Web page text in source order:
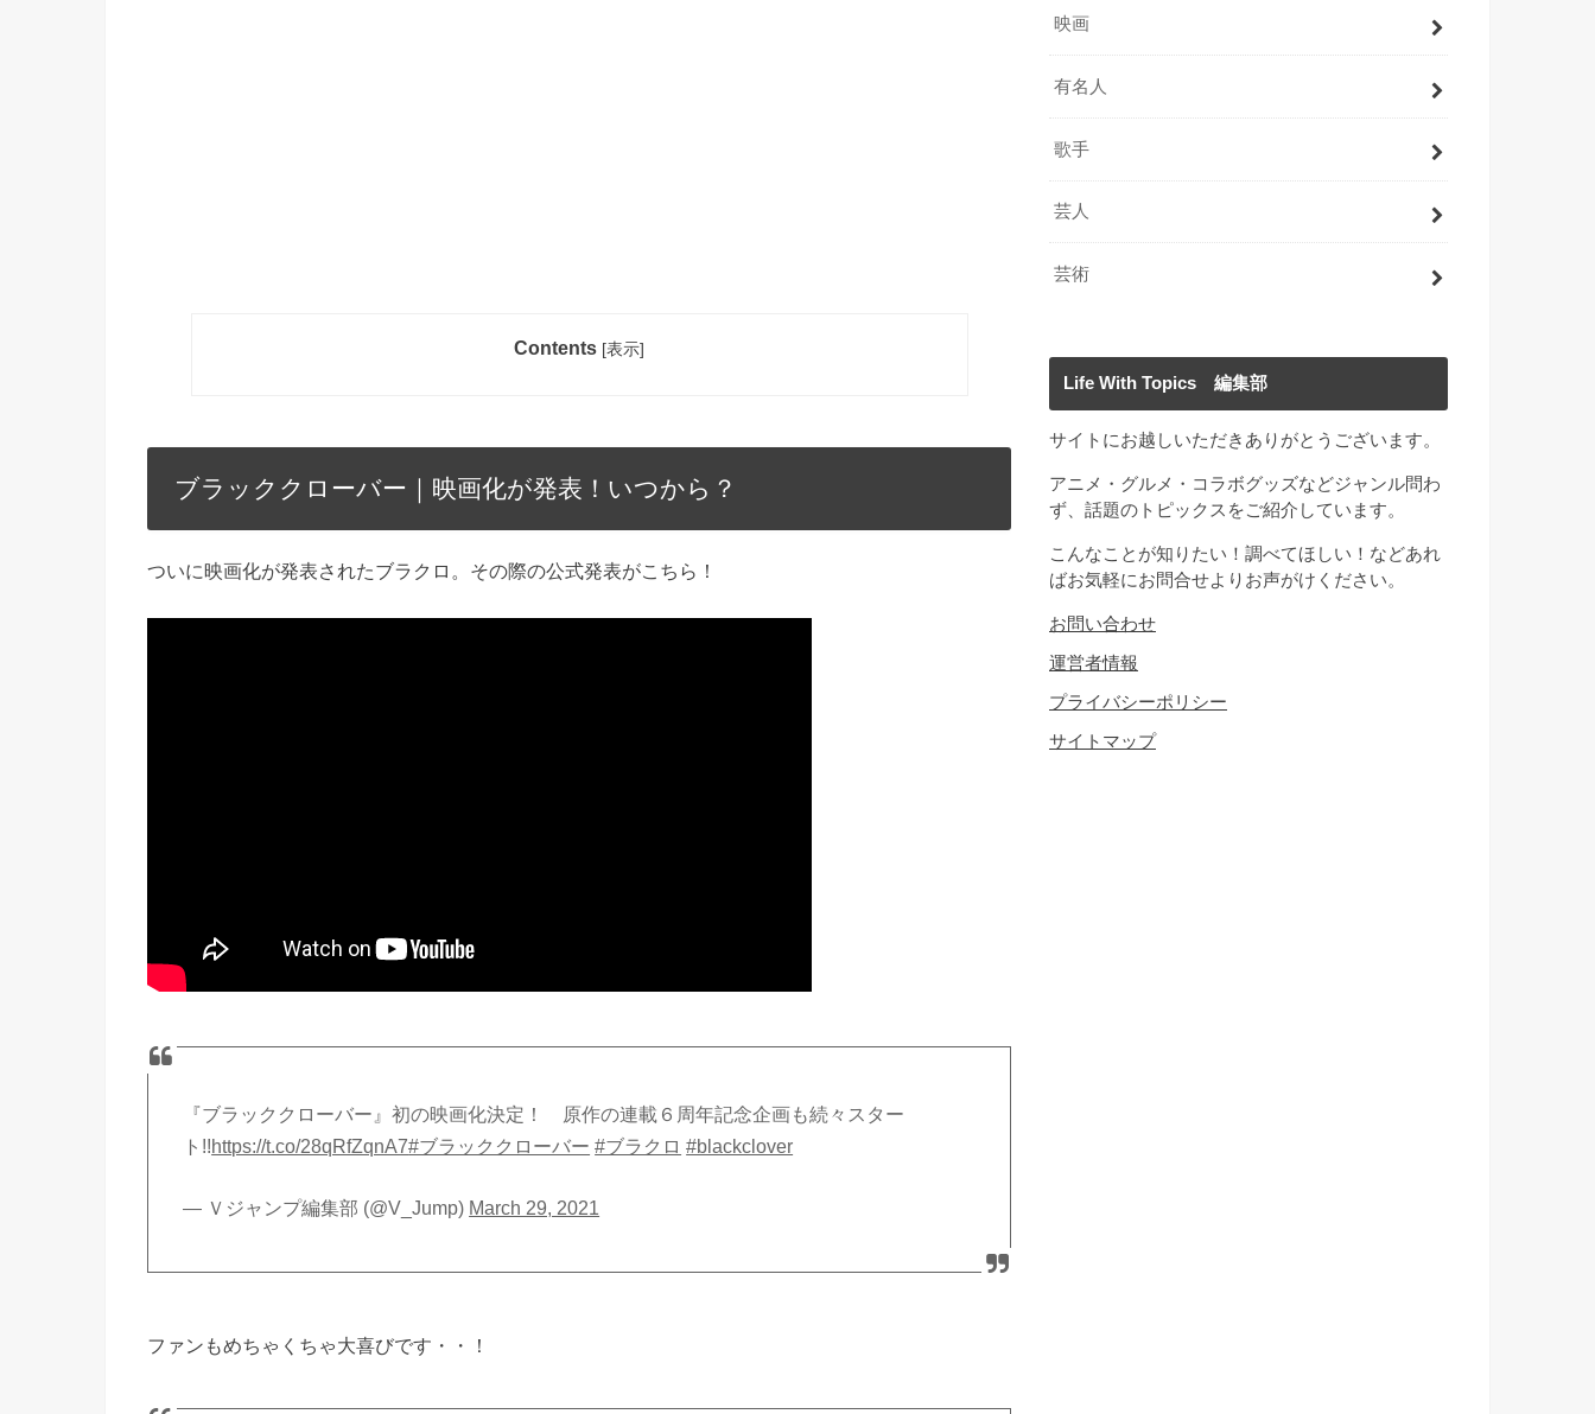
Contents [表示]
ブラッククローバー｜映画化が発表！いつから？
ついに映画化が発表されたブラクロ。 その際の公式発表がこちら！
『ブラッククローバー』初の映画化決定！ 原作の連載６周年記念企画も続々スター
ト!!https://t.co/28qRfZqnA7#ブラッククローバー #ブラクロ #blackclover
— Ｖジャンプ編集部 (@V_Jump) March 29, 2021
ファンもめちゃくちゃ大喜びです・・！
映画
有名人
歌手
芸人
芸術
Life With Topics 編集部
サイトにお越しいただきありがとうございます。
アニメ・グルメ・コラボグッズなどジャンル問わ
ず、話題のトピックスをご紹介しています。
こんなことが知りたい！調べてほしい！などあれ
ばお気軽にお問合せよりお声がけください。
お問い合わせ
運営者情報
プライバシーポリシー
サイトマップ